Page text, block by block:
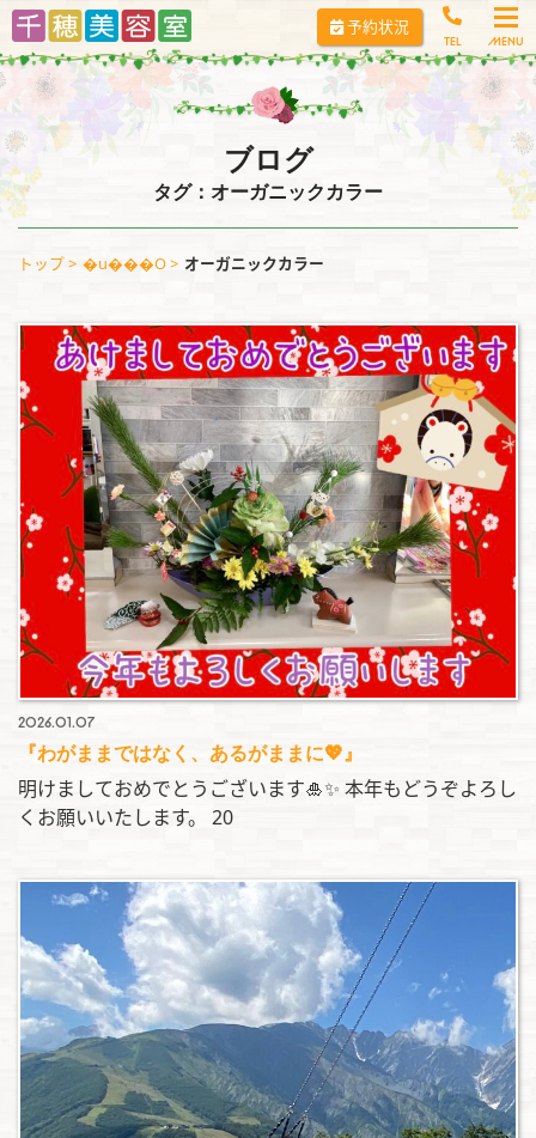
コ
ン
テ
ツ
へ
ス
キ
予約状況
TEL
ブログ
タグ：オーガニックカラー
トップ �u���O オーガニックカラー
2026.01.07
『わがままではなく、あるがままに💖』
明けましておめでとうございます🎍✨ 本年もどうぞよろし
くお願いいたします。 20